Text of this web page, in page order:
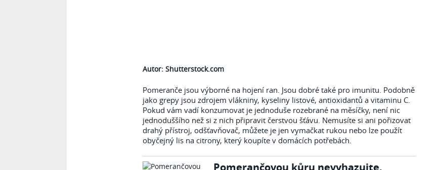
Autor: Shutterstock.com
Pomeranče jsou výborné na hojení ran. Jsou dobré také pro imunitu. Podobně
jako grepy jsou zdrojem vlákniny, kyseliny listové, antioxidantů a vitaminu C.
Pokud vám vadí konzumovat je jednoduše rozebrané na měsíčky, není nic
jednoduššího než si z nich připravit čerstvou šťávu. Nemusíte si ani pořizovat
drahý přístroj, odšťavňovač, můžete je jen vymačkat rukou nebo lze použít
obyčejný lis na citrony, který koupíte v domácích potřebách.